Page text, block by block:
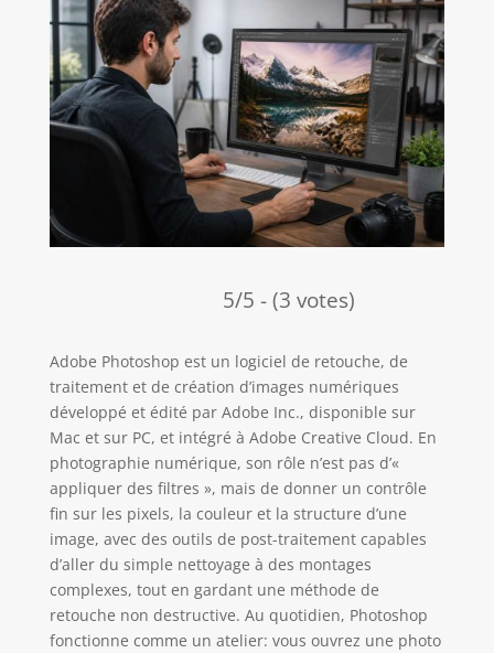
5/5 - (3 votes)
Adobe Photoshop est un logiciel de retouche, de
traitement et de création d’images numériques
développé et édité par Adobe Inc., disponible sur
Mac et sur PC, et intégré à Adobe Creative Cloud. En
photographie numérique, son rôle n’est pas d’«
appliquer des filtres », mais de donner un contrôle
fin sur les pixels, la couleur et la structure d’une
image, avec des outils de post-traitement capables
d’aller du simple nettoyage à des montages
complexes, tout en gardant une méthode de
retouche non destructive. Au quotidien, Photoshop
fonctionne comme un atelier: vous ouvrez une photo